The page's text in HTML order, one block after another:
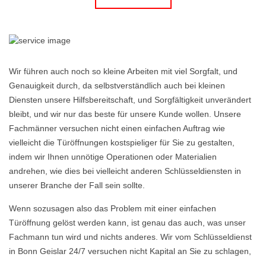
Wir führen auch noch so kleine Arbeiten mit viel Sorgfalt, und
Genauigkeit durch, da selbstverständlich auch bei kleinen
Diensten unsere Hilfsbereitschaft, und Sorgfältigkeit unverändert
bleibt, und wir nur das beste für unsere Kunde wollen. Unsere
Fachmänner versuchen nicht einen einfachen Auftrag wie
vielleicht die Türöffnungen kostspieliger für Sie zu gestalten,
indem wir Ihnen unnötige Operationen oder Materialien
andrehen, wie dies bei vielleicht anderen Schlüsseldiensten in
unserer Branche der Fall sein sollte.
Wenn sozusagen also das Problem mit einer einfachen
Türöffnung gelöst werden kann, ist genau das auch, was unser
Fachmann tun wird und nichts anderes. Wir vom Schlüsseldienst
in Bonn Geislar 24/7 versuchen nicht Kapital an Sie zu schlagen,